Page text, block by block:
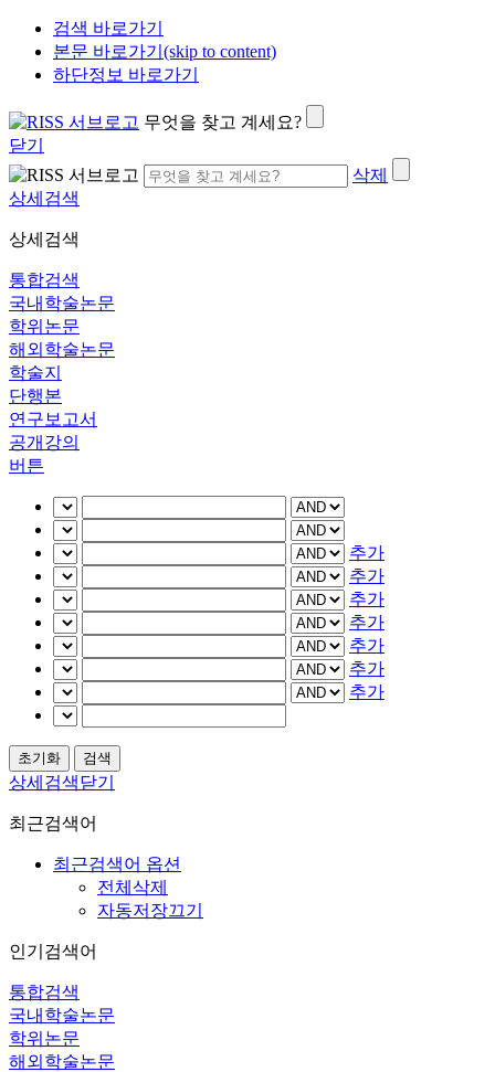
검색 바로가기
본문 바로가기(skip to content)
하단정보 바로가기
무엇을 찾고 계세요?
닫기
삭제
상세검색
상세검색
통합검색
국내학술논문
학위논문
해외학술논문
학술지
단행본
연구보고서
공개강의
버튼
추가
추가
추가
추가
추가
추가
추가
상세검색닫기
최근검색어
최근검색어 옵션
전체삭제
자동저장끄기
인기검색어
통합검색
국내학술논문
학위논문
해외학술논문